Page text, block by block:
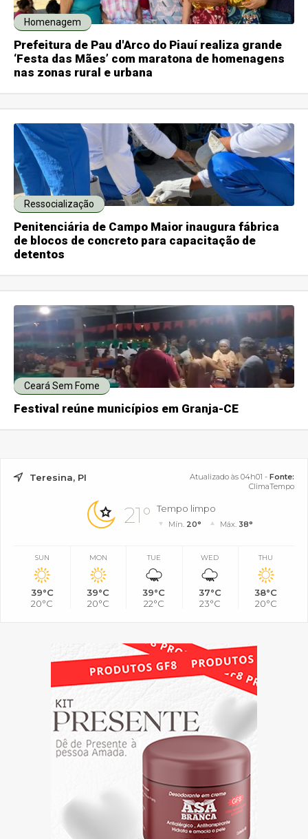
Homenagem
Prefeitura de Pau d'Arco do Piauí realiza grande
‘Festa das Mães’ com maratona de homenagens
nas zonas rural e urbana
Ressocialização
Penitenciária de Campo Maior inaugura fábrica
de blocos de concreto para capacitação de
detentos
Ceará Sem Fome
Festival reúne municípios em Granja-CE
Teresina, PI Atualizado às 04h01 - Fonte:
ClimaTempo
21° Tempo limpo
Mín. 20° Máx. 38°
SUN
39°C
20°C
MON
39°C
20°C
TUE
39°C
22°C
WED
37°C
23°C
THU
38°C
20°C